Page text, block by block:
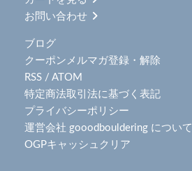
お問い合わせ
ブログ
クーポンメルマガ登録・解除
RSS / ATOM
特定商法取引法に基づく表記
プライバシーポリシー
運営会社 gooodbouldering について
OGPキャッシュクリア